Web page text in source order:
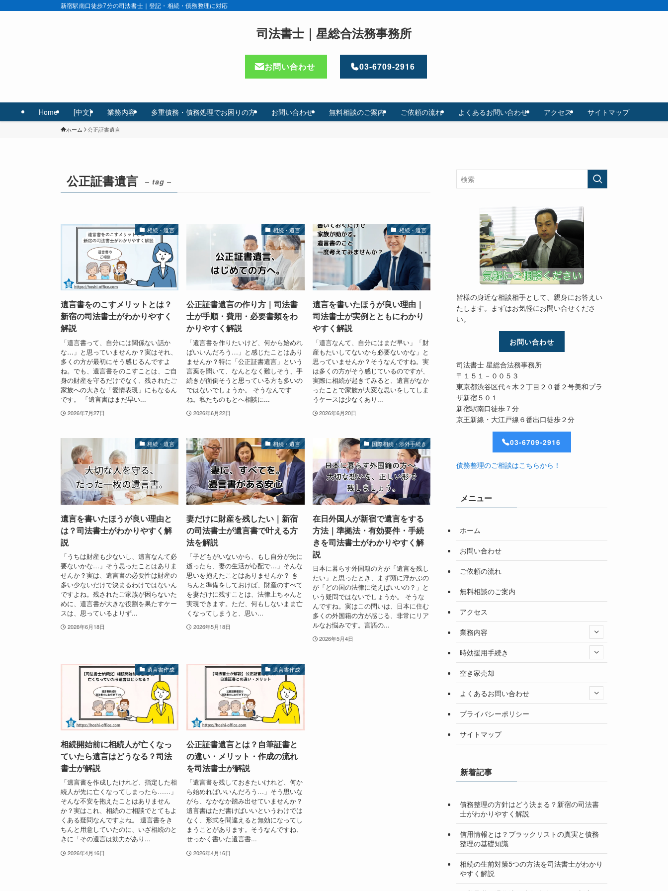
新宿駅南口徒歩7分の司法書士｜登記・相続・債務整理に対応
司法書士｜星総合法務事務所
Home [中文] 業務内容 多重債務・債務処理でお困りの方 お問い合わせ 無料相談のご案内 ご依頼の流れ よくあるお問い合わせ アクセス サイトマップ
お問い合わせ 03-6709-2916
ホーム 公正証書遺言
公正証書遺言 – tag –
相続・遺言
遺言書をのこすメリットとは？
新宿の司法書士がわかりやすく
解説
「遺言書って、自分には関係ない話か
な…」と思っていませんか？実はそれ、
多くの方が最初にそう感じるんですよ
ね。でも、遺言書をのこすことは、ご自
身の財産を守るだけでなく、残されたご
家族への大きな「愛情表現」にもなるん
です。 「遺言書はまだ早い...
2026年7月27日
相続・遺言
公正証書遺言の作り方｜司法書
士が手順・費用・必要書類をわ
かりやすく解説
「遺言書を作りたいけど、何から始めれ
ばいいんだろう…」と感じたことはあり
ませんか？特に「公正証書遺言」という
言葉を聞いて、なんとなく難しそう、手
続きが面倒そうと思っている方も多いの
ではないでしょうか。 そうなんです
ね。私たちのもとへ相談に...
2026年6月22日
相続・遺言
遺言を書いたほうが良い理由｜
司法書士が実例とともにわかり
やすく解説
「遺言なんて、自分にはまだ早い」「財
産もたいしてないから必要ないかな」と
思っていませんか？そうなんですね。実
は多くの方がそう感じているのですが、
実際に相続が起きてみると、遺言がなか
ったことで家族が大変な思いをしてしま
うケースは少なくあり...
2026年6月20日
相続・遺言
遺言を書いたほうが良い理由と
は？司法書士がわかりやすく解
説
「うちは財産も少ないし、遺言なんて必
要ないかな…」そう思ったことはありま
せんか？実は、遺言書の必要性は財産の
多い少ないだけで決まるわけではないん
ですよね。残されたご家族が困らないた
めに、遺言書が大きな役割を果たすケー
スは、思っているよりず...
2026年6月18日
相続・遺言
妻だけに財産を残したい｜新宿
の司法書士が遺言書で叶える方
法を解説
「子どもがいないから、もし自分が先に
逝ったら、妻の生活が心配で…」そんな
思いを抱えたことはありませんか？ き
ちんと準備をしておけば、財産のすべて
を妻だけに残すことは、法律上ちゃんと
実現できます。ただ、何もしないまま亡
くなってしまうと、思い...
2026年5月18日
国際相続・渉外手続き
在日外国人が新宿で遺言をする
方法｜準拠法・有効要件・手続
きを司法書士がわかりやすく解
説
日本に暮らす外国籍の方が「遺言を残し
たい」と思ったとき、まず頭に浮かぶの
が「どの国の法律に従えばいいの？」と
いう疑問ではないでしょうか。 そうな
んですね。実はこの問いは、日本に住む
多くの外国籍の方が感じる、非常にリア
ルなお悩みです。言語の...
2026年5月4日
遺言書作成
相続開始前に相続人が亡くなっ
ていたら遺言はどうなる？司法
書士が解説
「遺言書を作成したけれど、指定した相
続人が先に亡くなってしまったら……」
そんな不安を抱えたことはありません
か？実はこれ、相続のご相談でとてもよ
くある疑問なんですよね。 遺言書をき
ちんと用意していたのに、いざ相続のと
きに「その遺言は効力があり...
2026年4月16日
遺言書作成
公正証書遺言とは？自筆証書と
の違い・メリット・作成の流れ
を司法書士が解説
「遺言書を残しておきたいけれど、何か
ら始めればいいんだろう…」そう思いな
がら、なかなか踏み出せていませんか？
遺言書はただ書けばいいというわけでは
なく、形式を間違えると無効になってし
まうことがあります。そうなんですね、
せっかく書いた遺言書...
2026年4月16日
皆様の身近な相談相手として、親身にお答えい
たします。まずはお気軽にお問い合せくださ
い。
お問い合わせ
司法書士 星総合法務事務所
〒１５１－００５３
東京都渋谷区代々木２丁目２０番２号美和プラ
ザ新宿５０１
新宿駅南口徒歩７分
京王新線・大江戸線６番出口徒歩２分
03-6709-2916
債務整理のご相談はこちらから！
メニュー
ホーム
お問い合わせ
ご依頼の流れ
無料相談のご案内
アクセス
業務内容
時効援用手続き
空き家売却
よくあるお問い合わせ
プライバシーポリシー
サイトマップ
新着記事
債務整理の方針はどう決まる？新宿の司法書
士がわかりやすく解説
信用情報とは？ブラックリストの真実と債務
整理の基礎知識
相続の生前対策5つの方法を司法書士がわかり
やすく解説